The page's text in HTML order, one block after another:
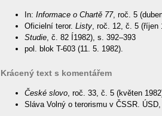
In: Informace o Chartě 77, roč. 5
Oficielní teror. Listy, roč. 12, č. 5 (říjen
Studie, č. 82 Í1982), s. 392–393
pol. blok T-603 (11. 5. 1982).
Krácený text s komentářem
České slovo, roč. 33, č. 5 (květen
Sláva Volný o terorismu v ČSSR.